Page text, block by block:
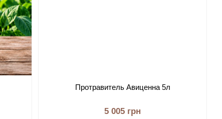
Протравитель Авиценна 5л
5 005 грн